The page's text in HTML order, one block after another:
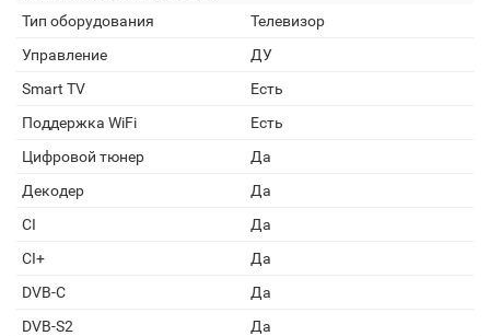
Тип оборудования
Телевизор
Управление
ДУ
Smart TV
Есть
Поддержка WiFi
Есть
Цифровой тюнер
Да
Декодер
Да
CI
Да
CI+
Да
DVB-C
Да
DVB-S2
Да